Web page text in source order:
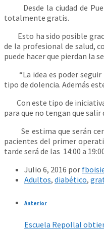
Desde la ciudad de
totalmente gratis.
Esto ha sido posible
de la profesional de salud,
puede hacer que pierdan la
“La idea es poder seguir
tipo de dolencia. Además
Con este tipo de
para que no tengan que
Se estima que serán
pacientes del primer
tarde será de las 14:00 a
Julio 6, 2016 por
Adultos, diabético,
Anterior
Escuela Repollal